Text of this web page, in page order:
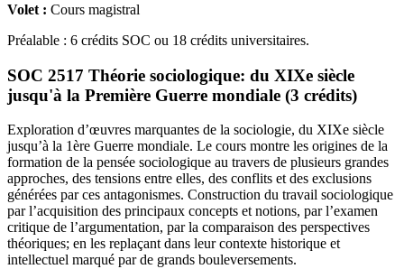
Volet : Cours magistral
Préalable : 6 crédits SOC ou 18 crédits universitaires.
SOC 2517 Théorie sociologique: du XIXe siècle
jusqu'à la Première Guerre mondiale (3 crédits)
Exploration d’œuvres marquantes de la sociologie, du XIXe siècle
jusqu’à la 1ère Guerre mondiale. Le cours montre les origines de la
formation de la pensée sociologique au travers de plusieurs grandes
approches, des tensions entre elles, des conflits et des exclusions
générées par ces antagonismes. Construction du travail sociologique
par l’acquisition des principaux concepts et notions, par l’examen
critique de l’argumentation, par la comparaison des perspectives
théoriques; en les replaçant dans leur contexte historique et
intellectuel marqué par de grands bouleversements.